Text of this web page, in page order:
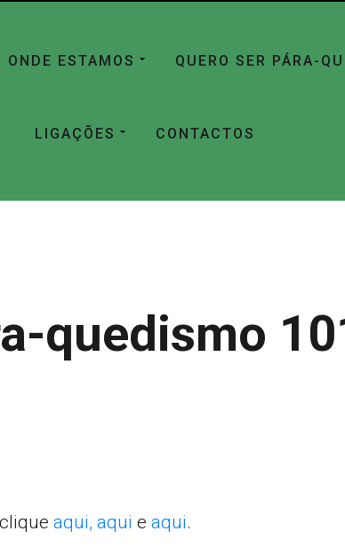
ONDE ESTAMOS QUERO SER PÁRA-
LIGAÇÕES CONTACTOS
quedismo
aqui, aqui e aqui.